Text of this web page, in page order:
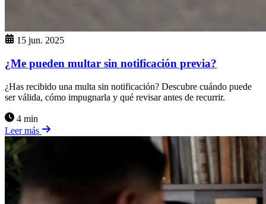
15 jun. 2025
¿Me pueden multar sin notificación previa?
¿Has recibido una multa sin notificación? Descubre cuándo puede
ser válida, cómo impugnarla y qué revisar antes de recurrir.
4 min
Leer más